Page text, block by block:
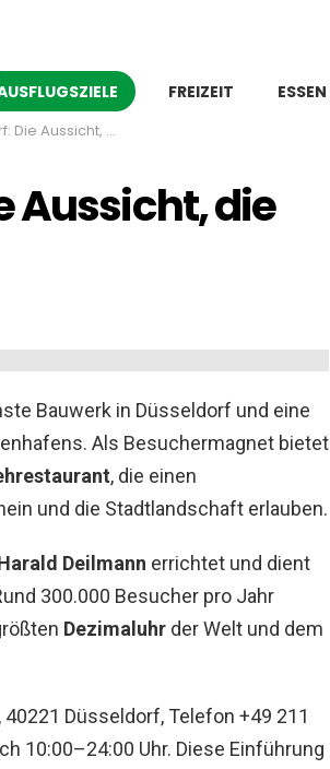
FREIZEIT ESSEN
die dir den Atem raubt
Aussicht, die
Bauwerk in Düsseldorf und eine
Als Besuchermagnet bietet
, die einen
und die Stadtlandschaft erlauben.
Deilmann errichtet und dient
300.000 Besucher pro Jahr
Dezimaluhr der Welt und dem
Düsseldorf, Telefon +49 211
10:00–24:00 Uhr. Diese Einführung